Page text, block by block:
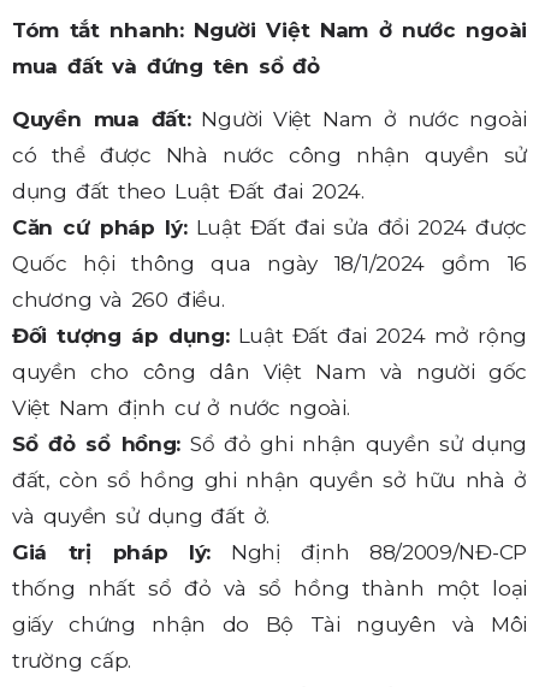
Tóm tắt nhanh: Người Việt Nam ở nước ngoài
mua đất và đứng tên sổ đỏ
Quyền mua đất: Người Việt Nam ở nước ngoài
có thể được Nhà nước công nhận quyền sử
dụng đất theo Luật Đất đai 2024.
Căn cứ pháp lý: Luật Đất đai sửa đổi 2024 được
Quốc hội thông qua ngày 18/1/2024 gồm 16
chương và 260 điều.
Đối tượng áp dụng: Luật Đất đai 2024 mở rộng
quyền cho công dân Việt Nam và người gốc
Việt Nam định cư ở nước ngoài.
Sổ đỏ sổ hồng: Sổ đỏ ghi nhận quyền sử dụng
đất, còn sổ hồng ghi nhận quyền sở hữu nhà ở
và quyền sử dụng đất ở.
Giá trị pháp lý:
Nghị định 88/2009/NĐ-CP
thống nhất sổ đỏ và sổ hồng thành một loại
giấy chứng nhận do Bộ Tài nguyên và Môi
trường cấp.